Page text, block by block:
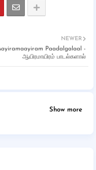
NEWER
Paadalgalaal -
ஆயிரமாயிரம் பாடல்களால்
Show more